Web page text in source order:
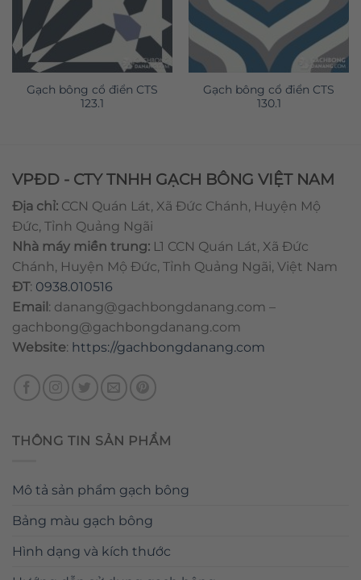
Gạch bông cổ điển CTS
123.1
Gạch bông cổ điển CTS
130.1
VPĐD - CTY TNHH GẠCH BÔNG VIỆT NAM
Địa chỉ: CCN Quán Lát, Xã Đức Chánh, Huyện Mộ
Đức, Tỉnh Quảng Ngãi
Nhà máy miền trung: L1 CCN Quán Lát, Xã Đức
Chánh, Huyện Mộ Đức, Tỉnh Quảng Ngãi, Việt Nam
ĐT: 0938.010516
Email : danang@gachbongdanang.com –
gachbong@gachbongdanang.com
Website: https://gachbongdanang.com
THÔNG TIN SẢN PHẨM
Mô tả sản phẩm gạch bông
Bảng màu gạch bông
Hình dạng và kích thước